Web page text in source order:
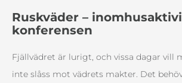
Ruskväder –
konferensen
Fjällvädret är lurigt, och vissa dagar vill
inte slåss mot vädrets makter. Det